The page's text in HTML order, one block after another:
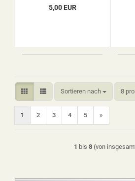
5,00 EUR
Sortieren nach
Sortieren nach 8
pro
1 2 3 4 5 »
1 bis 8(von